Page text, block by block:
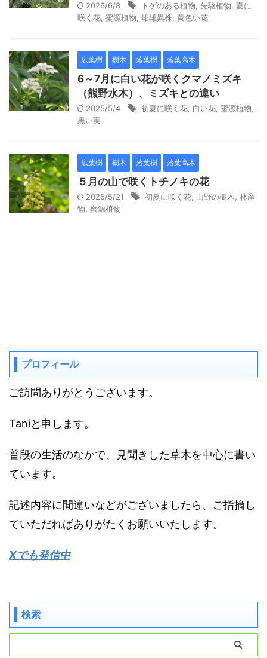
2026/6/8 トゲのある植物 先駆植物
夏に
咲く花 蜜源植物 雌雄異株 黄色い花
広葉樹 樹木 落葉樹 落葉高木
6～7月に白い花が咲くクマノミズキ
（熊野水木）、ミズキとの違い
2025/5/4 初夏に咲く花 白い花 蜜源植物
黒い実
広葉樹 樹木 落葉樹 落葉高木
５月の山で咲くトチノキの花
2025/5/21 初夏に咲く花 山野の樹木 林産
物 蜜源植物
プロフィール
ご訪問ありがとうございます。
Taniと申します。
普段の生活のなかで、見聞きした草木を中心に書い
ています。
記述内容に間違いなどがございましたら、ご指摘し
ていただればありがたくお願いいたします。
Xでも発信中
検索